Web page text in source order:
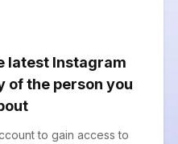
latest Instagram
of the person you
to gain access to